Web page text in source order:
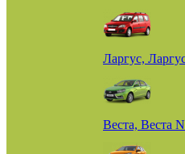
Ларгус,
Веста, Веста